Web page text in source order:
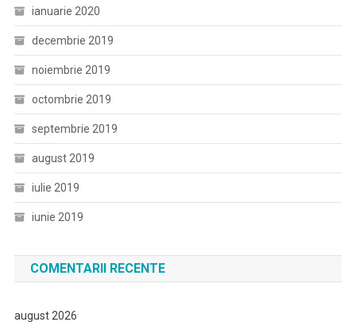
ianuarie 2020
decembrie 2019
noiembrie 2019
octombrie 2019
septembrie 2019
august 2019
iulie 2019
iunie 2019
COMENTARII RECENTE
august 2026